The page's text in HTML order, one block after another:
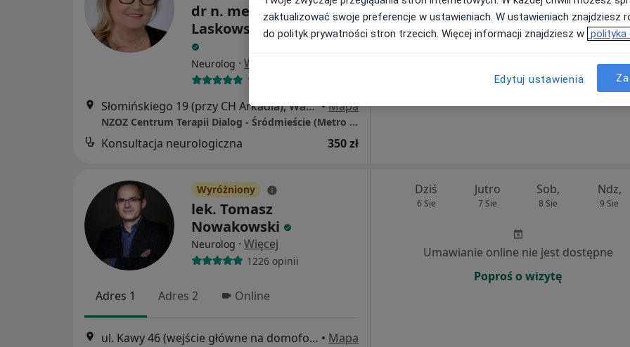
dr n. med. Wanda
Laskowska-Studniarska
Neurolog · Więcej
159 opinii
Słomińskiego 19 (przy CH Arkadia), Warszawa •Mapa
NZOZ Centrum Terapii Dialog - Śródmieście (Metro Dworzec Gdański)
Konsultacja neurologiczna 350 zł
Umawianie online nie jest dostępne
Wyróżniony
lek. Tomasz
Nowakowski
Neurolog · Więcej
1226 opinii
Adres 1 Adres 2 Online
ul. Kawy 46 (wejście główne na domofonie proszę wybrać numer 100, gabinet jest na parterze drugie drzwi po prawej stronie), Warszawa • Mapa
Dziś
6 Sie
Jutro
7 Sie
Sob,
8 Sie
Ndz,
9 Sie
Umawianie online nie jest dostępne
Poproś o wizytę
zaktualizować swoje preferencje w ustawieniach. W ustawieniach znajdziesz
do polityk prywatności stron trzecich. Więcej informacji znajdziesz w polityka
Edytuj ustawienia